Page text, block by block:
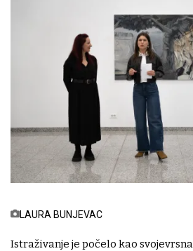
LAURA BUNJEVAC
Istraživanje je počelo kao